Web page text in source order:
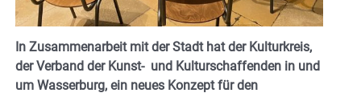
In Zusammenarbeit mit der Stadt hat der Kulturkreis,
der Verband der Kunst- und Kulturschaffenden in und
um Wasserburg, ein neues Konzept für den